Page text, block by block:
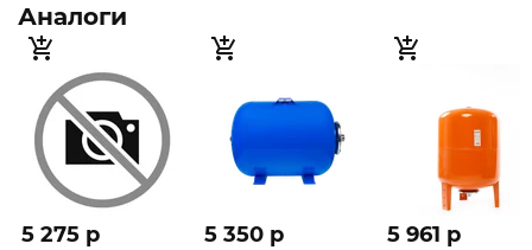
Аналоги
5 275 p 5 350 p 5 961 p